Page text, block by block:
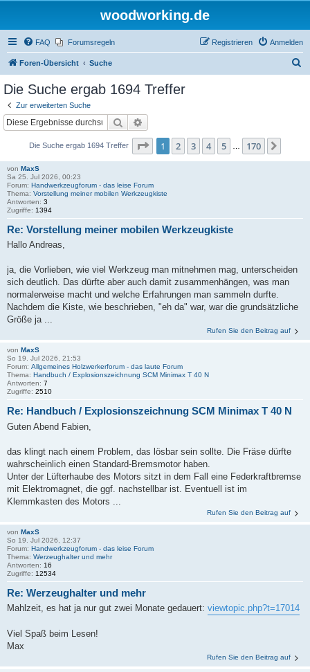
woodworking.de
FAQ Forumsregeln Anmelden
Registrieren
Foren-Übersicht Suche
Die Suche ergab 1694 Treffer
Zur erweiterten Suche
Suche
Die Suche ergab 1694 Treffer Seite 1von 170
1 2 3 4 5 170
von MaxS
Sa 25. Jul 2026, 00:23
Forum: Handwerkzeugforum - das leise Forum
Thema: Vorstellung meiner mobilen Werkzeugkiste
Antworten: 3
Zugriffe: 1394
Re: Vorstellung meiner mobilen Werkzeugkiste
Hallo Andreas,
ja, die Vorlieben, wie viel Werkzeug man mitnehmen mag, unterscheiden
sich deutlich. Das dürfte aber auch damit zusammenhängen, was man
normalerweise macht und welche Erfahrungen man sammeln durfte.
Nachdem die Kiste, wie beschrieben, "eh da" war, war die grundsätzliche
Größe ja ...
Rufen Sie den Beitrag auf
von MaxS
So 19. Jul 2026, 21:53
Forum: Allgemeines Holzwerkerforum - das laute Forum
Thema: Handbuch / Explosionszeichnung SCM Minimax T 40 N
Antworten: 7
Zugriffe: 2510
Re: Handbuch / Explosionszeichnung SCM Minimax T 40 N
Guten Abend Fabien,
das klingt nach einem Problem, das lösbar sein sollte. Die Fräse dürfte
wahrscheinlich einen Standard-Bremsmotor haben.
Unter der Lüfterhaube des Motors sitzt in dem Fall eine Federkraftbremse
mit Elektromagnet, die ggf. nachstellbar ist. Eventuell ist im
Klemmkasten des Motors ...
Rufen Sie den Beitrag auf
von MaxS
So 19. Jul 2026, 12:37
Forum: Handwerkzeugforum - das leise Forum
Thema: Werzeughalter und mehr
Antworten: 16
Zugriffe: 12534
Re: Werzeughalter und mehr
Mahlzeit, es hat ja nur gut zwei Monate gedauert: viewtopic.php?t=17014
Viel Spaß beim Lesen!
Max
Rufen Sie den Beitrag auf